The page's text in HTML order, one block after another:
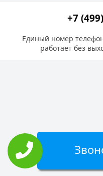
+7
Единый номер
работает без